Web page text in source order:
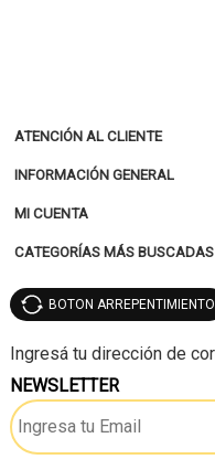
ATENCIÓN AL CLIENTE
INFORMACIÓN GENERAL
MI CUENTA
CATEGORÍAS MÁS BUSCADAS
BOTON ARREPENTIMIENTO
NEWSLETTER